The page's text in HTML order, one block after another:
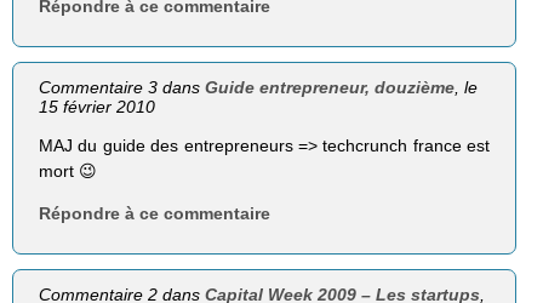
Répondre à ce commentaire
Commentaire 3 dansGuide entrepreneur, douzième , le
15 février 2010
MAJ du guide des entrepreneurs => techcrunch france est
mort 😉
Répondre à ce commentaire
Commentaire 2 dansCapital Week 2009 – Les startups